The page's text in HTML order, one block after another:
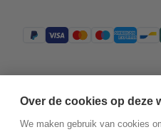
Over de cookies op deze
We maken gebruik van cookies